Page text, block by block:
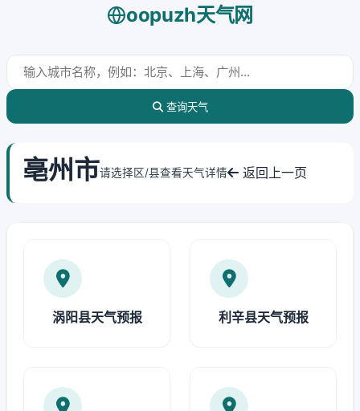
oopuzh天气网
查询天气
亳州市请选择区/县查看天气详情 返回上一页
涡阳县天气预报 利辛县天气预报